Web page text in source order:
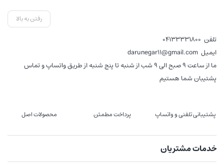
رفتن به بالا
تلفن 04133331800
ایمیل darunegar11@gmail.com
ما از ساعت 9 صبح الی 9 شب از شنبه تا پنج شنبه از طریق واتساپ و تماس
پشتیبان شما هستیم
پشتیبانی تلفنی و واتساپ پرداخت مطمئن محصولات اصل
خدمات مشتریان